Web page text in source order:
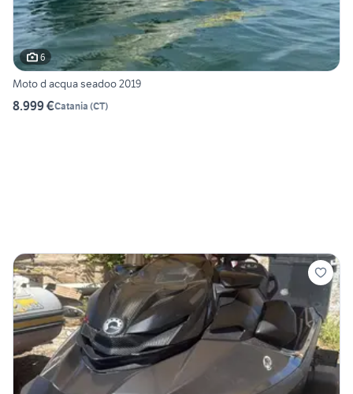
6
Moto d acqua seadoo 2019
8.999 €Catania (CT)